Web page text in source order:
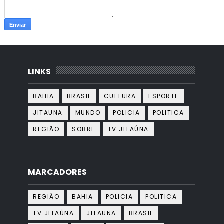
LINKS
BAHIA BRASIL CULTURA
ESPORTE
JITAUNA
MUNDO POLICIA
POLITICA
REGIÃO
SOBRE TV JITAÚNA
MARCADORES
REGIÃO BAHIA POLICIA
POLITICA
TV JITAÚNA
JITAUNA BRASIL